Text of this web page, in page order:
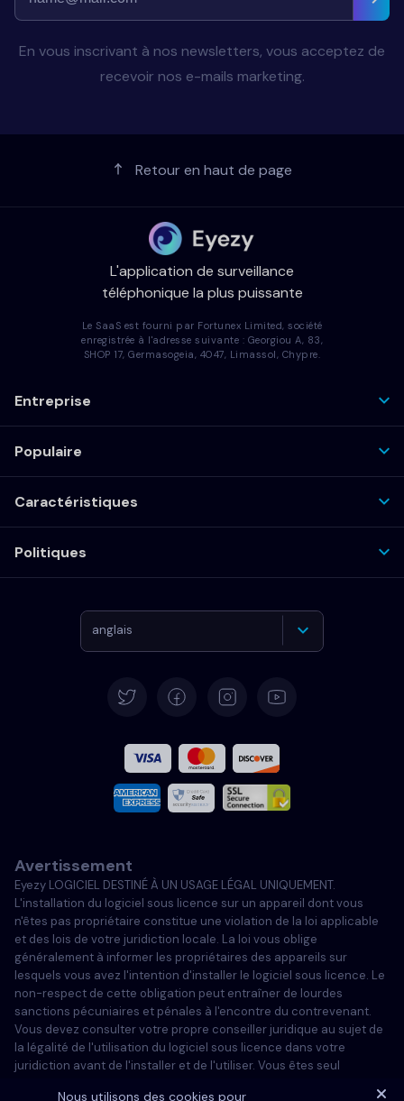
En vous inscrivant à nos newsletters, vous acceptez de
recevoir nos e-mails marketing.
Retour en haut de page
Nous utilisons des cookies pour
L'application de surveillance
téléphonique la plus puissante
Le SaaS est fourni par Fortunex Limited, société
enregistrée à l'adresse suivante : Georgiou A, 83,
SHOP 17, Germasogeia, 4047, Limassol, Chypre.
Entreprise
Populaire
Caractéristiques
Politiques
anglais
Français
Italiano
Portugais
Türkçe
Polski
Avertissement
Eyezy LOGICIEL DESTINÉ À UN USAGE LÉGAL UNIQUEMENT.
L'installation du logiciel sous licence sur un appareil dont vous
n'êtes pas propriétaire constitue une violation de la loi applicable
et des lois de votre juridiction locale. La loi vous oblige
généralement à informer les propriétaires des appareils sur
lesquels vous avez l'intention d'installer le logiciel sous licence. Le
non-respect de cette obligation peut entraîner de lourdes
sanctions pécuniaires et pénales à l'encontre du contrevenant.
Vous devez consulter votre propre conseiller juridique au sujet de
la légalité de l'utilisation du logiciel sous licence dans votre
juridiction avant de l'installer et de l'utiliser. Vous êtes seul